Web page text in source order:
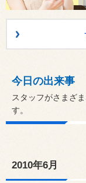
今日の出来事
スタッフがさまざ
す。
2010年6月